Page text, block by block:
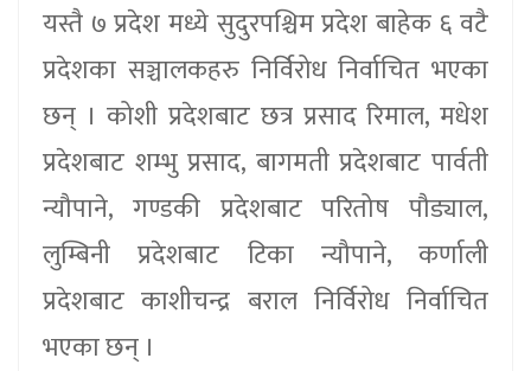
यस्तै ७ प्रदेश मध्ये सुदुरपश्चिम प्रदेश बाहेक ६ वटै
प्रदेशका सञ्चालकहरु निर्विरोध निर्वाचित भएका
छन् । कोशी प्रदेशबाट छत्र प्रसाद रिमाल, मधेश
प्रदेशबाट शम्भु प्रसाद, बागमती प्रदेशबाट पार्वती
न्यौपाने, गण्डकी प्रदेशबाट परितोष पौड्याल,
लुम्बिनी प्रदेशबाट टिका न्यौपाने, कर्णाली
प्रदेशबाट काशीचन्द्र बराल निर्विरोध निर्वाचित
भएका छन् ।